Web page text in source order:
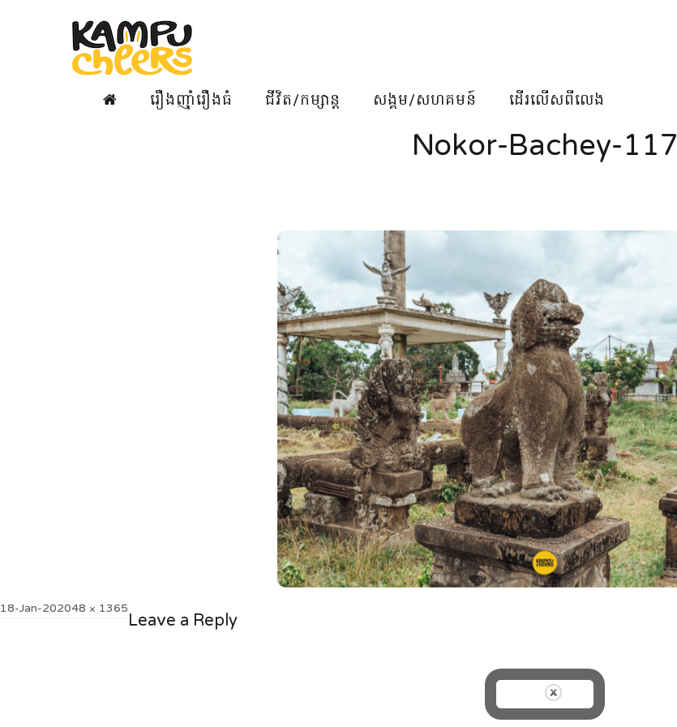
រឿងញ៉ាំរឿងធំ ជីវិត/កម្សាន្ត សង្គម/សហគមន៍ ដើរលើសពីលេង
Nokor-Bachey-117
Posted
18-Jan-20Full
2048 × 1365
Leave a Reply